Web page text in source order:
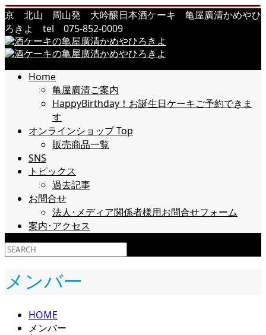
京 北山 周山発 大吟醸日本酒ケーキ 亀屋廣清かめやひ
ろきよ tel 075-852-0009
Home
亀屋廣清ご案内
HappyBirthday！お誕生日ケーキご予約できま
す
オンラインショップ Top
販売商品一覧
SNS
トピックス
過去記事
お問合せ
法人･メディア関係者様用お問合せフォーム
案内･アクセス
メンバー
HOME
メンバー